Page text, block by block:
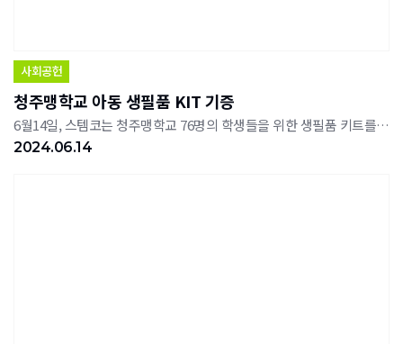
사회공헌
청주맹학교 아동 생필품 KIT 기증
6월14일, 스템코는 청주맹학교 76명의 학생들을 위한 생필품 키트를 제작해 기증했다.이 행사는 굿네이버스 충북지부가 추진중인 '굿 딜리버리' 사업의 일환으로 취약계층과 저소득 가정, 사회적 약자에 대한 자립을 돕기 위해 필요물품 또는 기금을 후원하는 사업이다.생필품 키트는 스템코 임직원 20여 명이 직접 참여해 제작한 것으로 약 400만원 상당의 일상생활에서 꼭 필요한 생활필수품(세면도구, 손세정제, 구강용품 등) 5종 키트를 제작하고마음을 담은 점자편지를 작성해 청주 소재의 맹학교 76명 학생들에게 전달될 예정이다.
2024.06.14